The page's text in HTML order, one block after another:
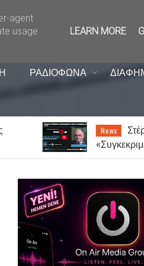
ΡΑΔΙΟΦΩΝΑ
News
«Συγκεκριμένοι
agent
usage
LEARN MORE